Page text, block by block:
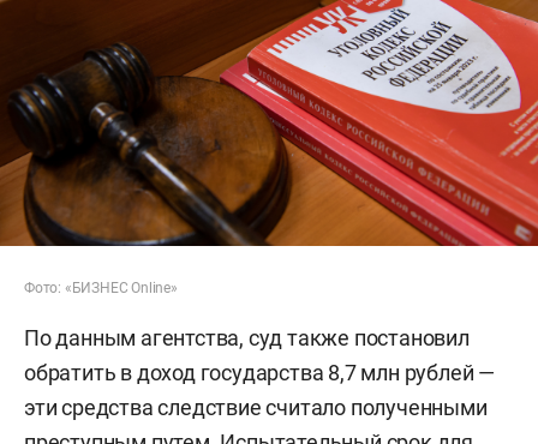
Фото: «БИЗНЕС Online»
По данным агентства, суд также постановил
обратить в доход государства 8,7 млн рублей —
эти средства следствие считало полученными